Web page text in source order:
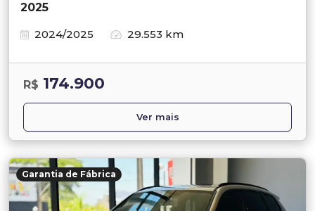
2025
2024/2025
29.553 km
R$ 174.900
Ver mais
Garantia de Fábrica